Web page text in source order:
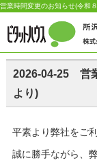
営業時間変更のお知らせ(令和
2026-04-25 営
より)
平素より弊社をご
誠に勝手ながら、